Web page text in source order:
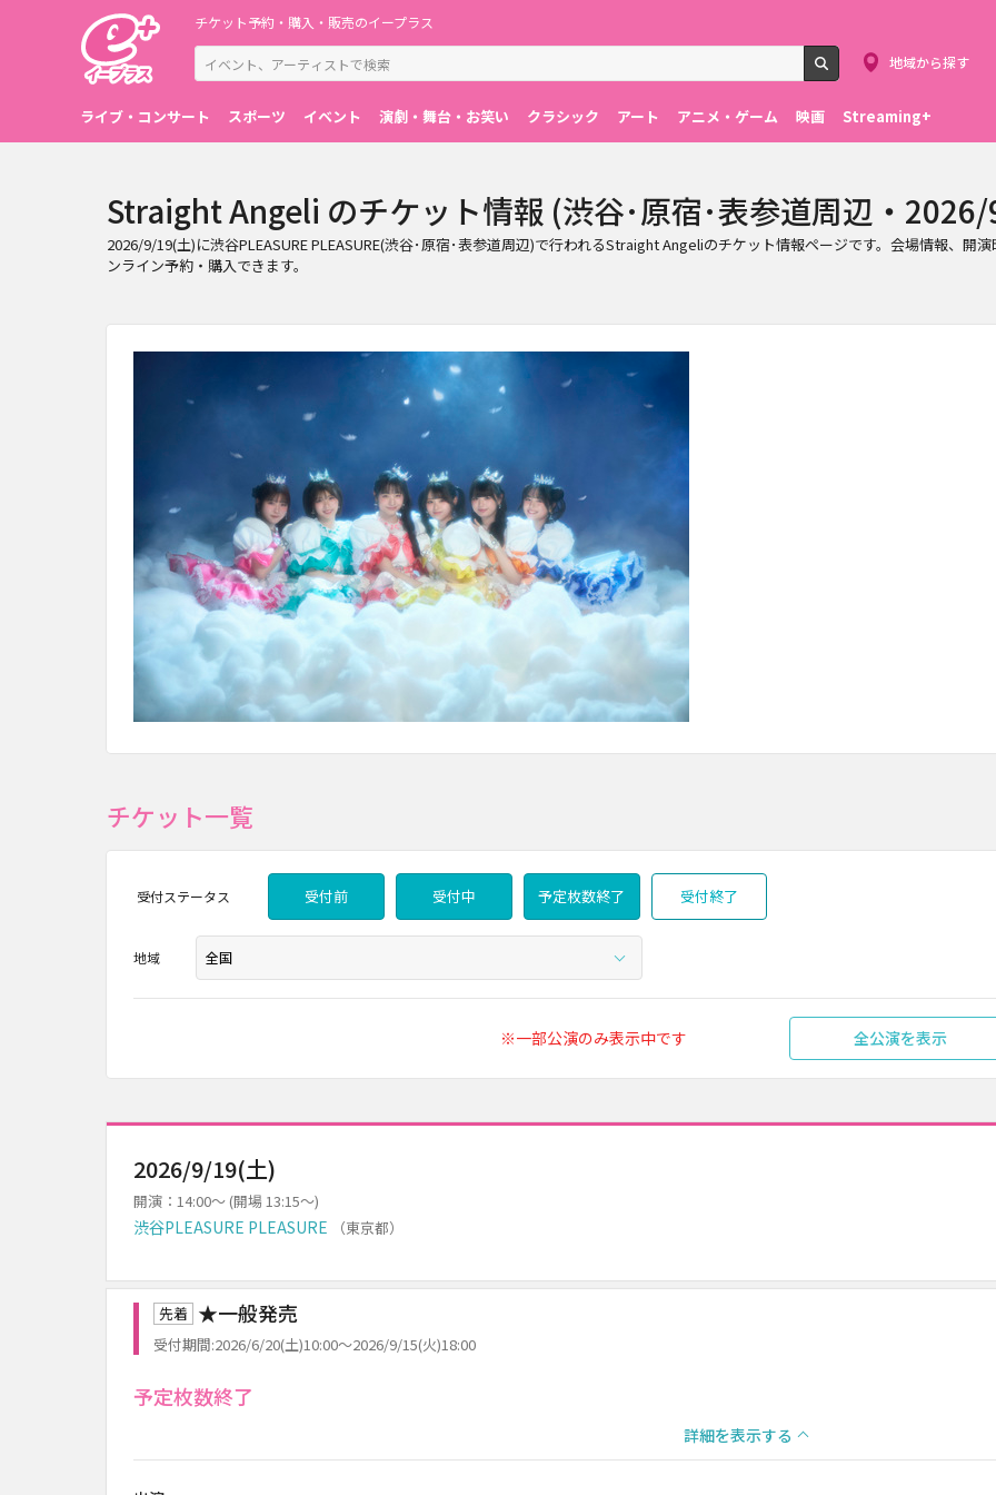
チケット予約・購入・販売のイープラス
検索
地域から探す
ライブ・コンサート スポーツ イベント 演劇・舞台・お笑い クラシック アート アニメ・ゲーム 映画 Streaming+
Straight Angeli のチケット情報 (渋谷･原宿･表参道周辺・
2026/9/19(土)に渋谷PLEASURE PLEASURE(渋谷･原宿･表参道周辺)で行われるStraight Angeliのチケット情報ページです。会場情報、
ンライン予約・購入できます。
チケット一覧
受付ステータス 受付前 受付中 予定枚数終了 受付終了
地域
※一部公演のみ表示中です 全公演を表示
2026/9/19(土)
開演：14:00～ (開場 13:15～)
渋谷PLEASURE PLEASURE （東京都）
先着 ★一般発売
受付期間:2026/6/20(土)10:00～2026/9/15(火)18:00
予定枚数終了
詳細を表示する